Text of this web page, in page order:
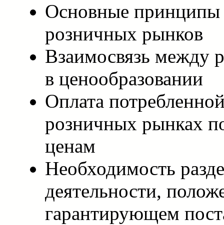
Основные
розничных рынков
Взаимосвязь между
в ценообразовании
Оплата
розничных рынках
ценам
Необходимость
деятельности,
гарантирующем